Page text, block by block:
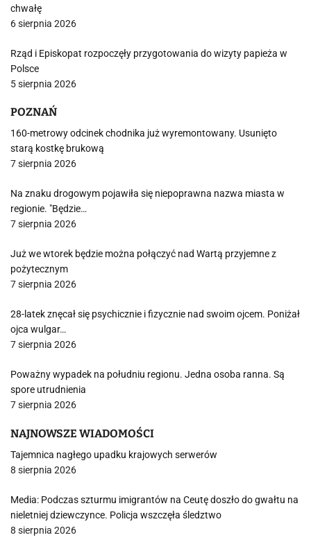
chwałę
6 sierpnia 2026
Rząd i Episkopat rozpoczęły przygotowania do wizyty papieża w
Polsce
5 sierpnia 2026
POZNAŃ
160-metrowy odcinek chodnika już wyremontowany. Usunięto
starą kostkę brukową
7 sierpnia 2026
Na znaku drogowym pojawiła się niepoprawna nazwa miasta w
regionie. "Będzie…
7 sierpnia 2026
Już we wtorek będzie można połączyć nad Wartą przyjemne z
pożytecznym
7 sierpnia 2026
28-latek znęcał się psychicznie i fizycznie nad swoim ojcem. Poniżał
ojca wulgar…
7 sierpnia 2026
Poważny wypadek na południu regionu. Jedna osoba ranna. Są
spore utrudnienia
7 sierpnia 2026
NAJNOWSZE WIADOMOŚCI
Tajemnica nagłego upadku krajowych serwerów
8 sierpnia 2026
Media: Podczas szturmu imigrantów na Ceutę doszło do gwałtu na
nieletniej dziewczynce. Policja wszczęła śledztwo
8 sierpnia 2026